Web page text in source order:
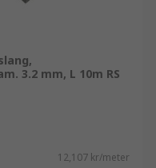
3.2 mm, L 10m RS
12,107 kr/meter